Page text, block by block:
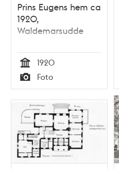
Prins Eugens hem ca
1920,
Waldemarsudde
Tid
1920
Typ
Foto